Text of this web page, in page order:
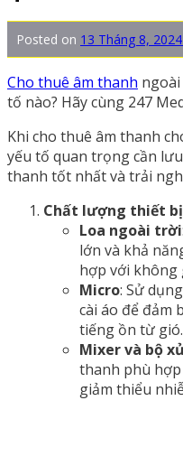
Posted on 13 Tháng 8, 2024
Cho thuê âm thanh
tố nào? Hãy cùng 247
Khi cho thuê âm thanh
yếu tố quan trọng cần
thanh tốt nhất và trải
Chất lượng thiết
Loa ngoài trời
lớn và khả
hợp với không
Micro: Sử
cài áo để đảm
tiếng ồn từ gió.
Mixer và bộ
thanh phù
giảm thiểu